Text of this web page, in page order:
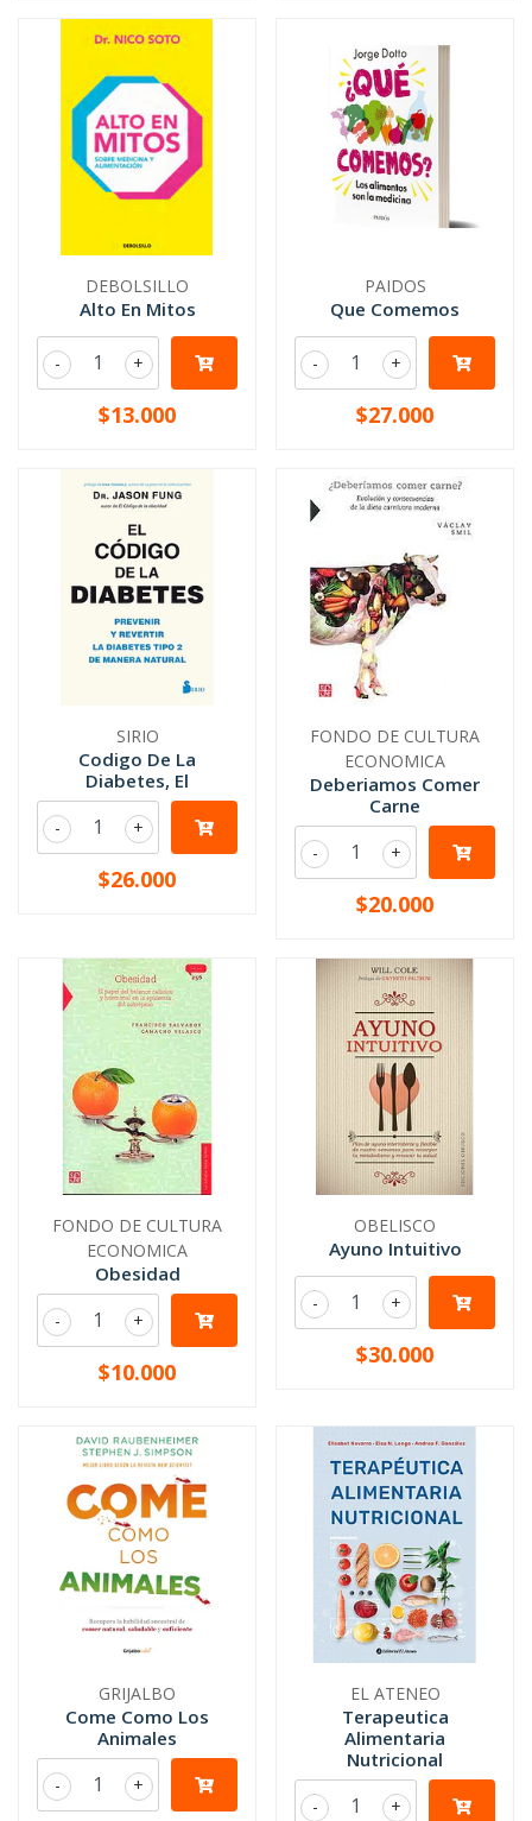
DEBOLSILLO
Alto En Mitos
+
-
$13.000
PAIDOS
Que Comemos
+
-
$27.000
SIRIO
Codigo De La
Diabetes, El
+
-
$26.000
FONDO DE CULTURA
ECONOMICA
Deberiamos Comer
Carne
+
-
$20.000
FONDO DE CULTURA
ECONOMICA
Obesidad
+
-
$10.000
OBELISCO
Ayuno Intuitivo
+
-
$30.000
GRIJALBO
Come Como Los
Animales
+
-
EL ATENEO
Terapeutica
Alimentaria
Nutricional
+
-